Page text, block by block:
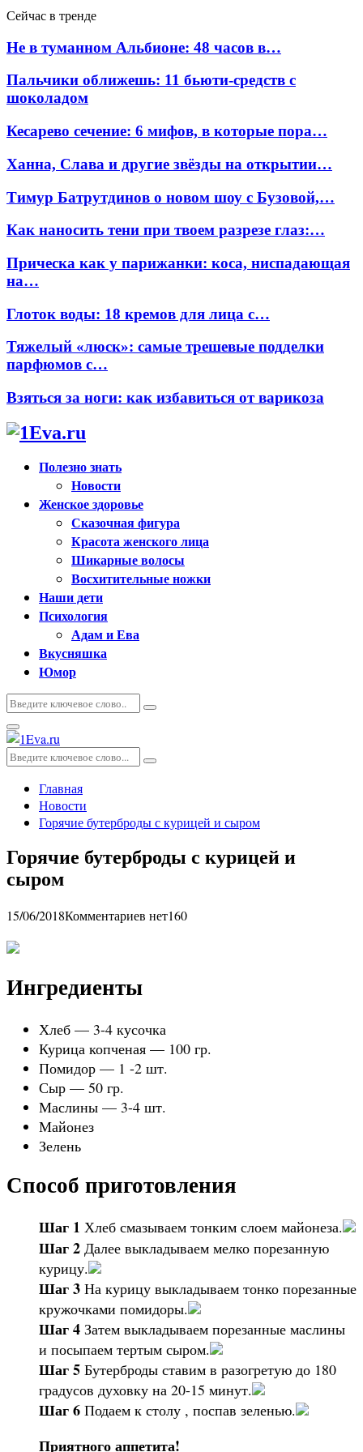
Сейчас в тренде
Не в туманном Альбионе: 48 часов в…
Пальчики оближешь: 11 бьюти-средств с
шоколадом
Кесарево сечение: 6 мифов, в которые пора…
Ханна, Слава и другие звёзды на открытии…
Тимур Батрутдинов о новом шоу с Бузовой,…
Как наносить тени при твоем разрезе глаз:…
Прическа как у парижанки: коса, ниспадающая
на…
Глоток воды: 18 кремов для лица с…
Тяжелый «люск»: самые трешевые подделки
парфюмов с…
Взяться за ноги: как избавиться от варикоза
Полезно знать
Новости
Женское здоровье
Сказочная фигура
Красота женского лица
Шикарные волосы
Восхитительные ножки
Наши дети
Психология
Адам и Ева
Вкусняшка
Юмор
Искать:
Поиск
Основное
меню
Искать:
Поиск
Главная
Новости
Горячие бутерброды с курицей и сыром
Горячие бутерброды с курицей и
сыром
15/06/2018Комментариев нет160
Ингредиенты
Хлеб — 3-4 кусочка
Курица копченая — 100 гр.
Помидор — 1 -2 шт.
Сыр — 50 гр.
Маслины — 3-4 шт.
Майонез
Зелень
Способ приготовления
Шаг 1 Хлеб смазываем тонким слоем майонеза.
Шаг 2 Далее выкладываем мелко порезанную
курицу.
Шаг 3 На курицу выкладываем тонко порезанные
кружочками помидоры.
Шаг 4 Затем выкладываем порезанные маслины
и посыпаем тертым сыром.
Шаг 5 Бутерброды ставим в разогретую до 180
градусов духовку на 20-15 минут.
Шаг 6 Подаем к столу , поспав зеленью.
Приятного аппетита!